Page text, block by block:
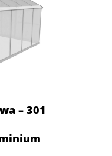
– 301